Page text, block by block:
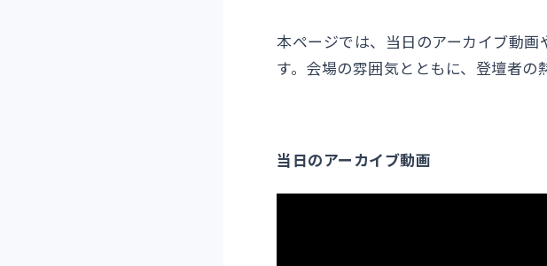
本ページでは、当日のアーカイブ動
す。会場の雰囲気とともに、登壇者の
当日のアーカイブ動画